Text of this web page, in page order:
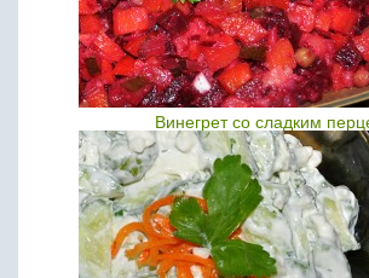
Винегрет со сладким